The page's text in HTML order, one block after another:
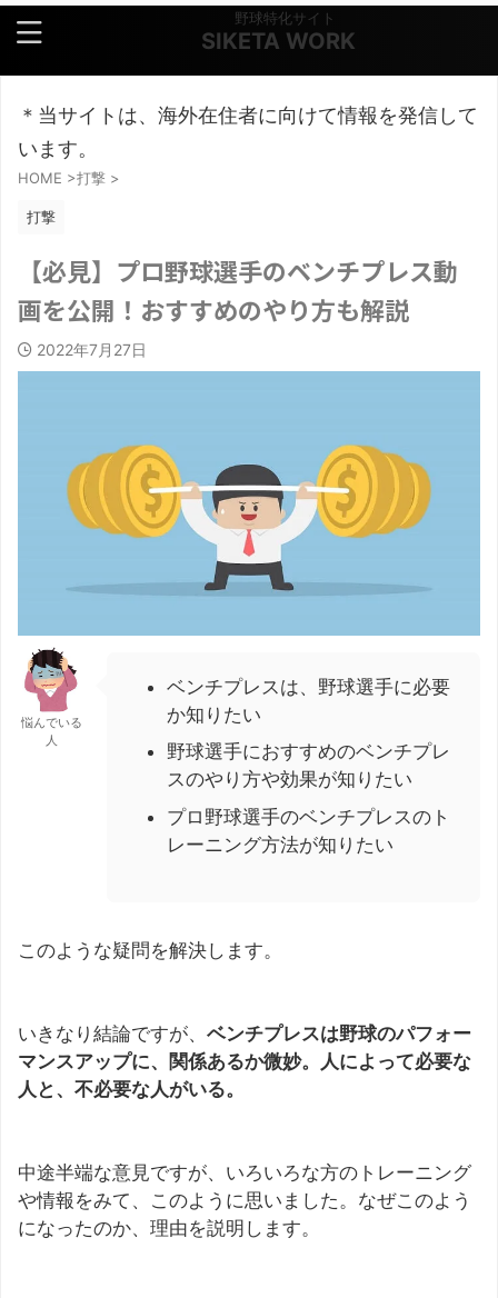
野球特化サイト
SIKETA WORK
＊当サイトは、海外在住者に向けて情報を発信して
います。
HOME >打撃 >
打撃
【必見】プロ野球選手のベンチプレス動
画を公開！おすすめのやり方も解説
2022年7月27日
悩んでいる
人
ベンチプレスは、野球選手に必要
か知りたい
野球選手におすすめのベンチプレ
スのやり方や効果が知りたい
プロ野球選手のベンチプレスのト
レーニング方法が知りたい
このような疑問を解決します。
いきなり結論ですが、 ベンチプレスは野球のパフォー
マンスアップに、関係あるか微妙。人によって必要な
人と、不必要な人がいる。
中途半端な意見ですが、いろいろな方のトレーニング
や情報をみて、このように思いました。なぜこのよう
になったのか、理由を説明します。